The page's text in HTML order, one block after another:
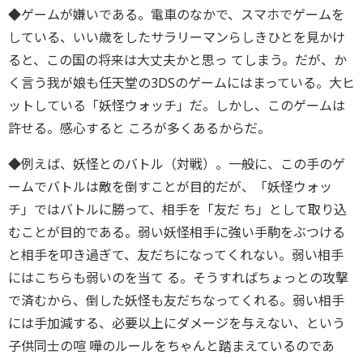
◆ゲームが嫌いである。電車のなかで、スマホでゲームを
している、いい歳をしたサラリーマンらしきひとを見かけ
ると、この国の将来は大丈夫かと思っ てしまう。だが、か
く言う我が娘も任天堂の3DSのゲームにはまっている。大ヒ
ットしている「妖怪ウォッチ」だ。しかし、このゲームは
許せる。感心すると ころが多くあるからだ。
◆例えば、妖怪とのバトル（対戦）。一般に、この手のゲ
ームでバトルは敵を倒すことが目的だが、「妖怪ウォッ
チ」ではバトルに勝って、相手を「友だ ち」として取り込
むことが目的である。弱い妖怪相手に強い手駒をぶつける
と相手を叩き過ぎて、友だちになってくれない。弱い相手
にはこちらも弱いのを当て る。そうすればちょっとの攻撃
で済むから、倒した妖怪も友だちなってくれる。弱い相手
には手加減する、必要以上にダメージを与えない、という
子供同士の喧 嘩のルールをちゃんと踏まえているのであ